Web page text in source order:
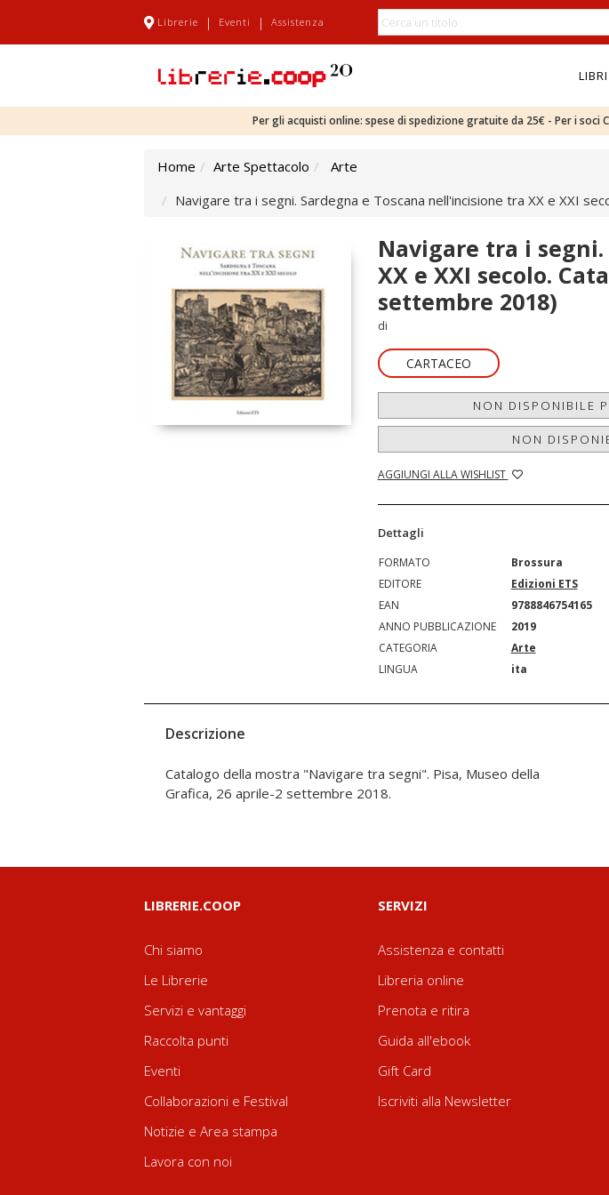
Librerie | Eventi | Assistenza
LIBRI
Per gli acquisti online: spese di spedizione gratuite da 25€ - Per i
Home Arte Spettacolo
Arte
Navigare tra i segni. Sardegna e Toscana nell'incisione tra XX e XXI
Navigare tra i
XX e XXI secolo.
settembre 2018)
di
CARTACEO
NON DISPONIBILE
NON
AGGIUNGI ALLA WISHLIST
Dettagli
FORMATO
Brossura
EDITORE
Edizioni ETS
EAN
9788846754165
ANNO PUBBLICAZIONE
2019
CATEGORIA
Arte
LINGUA
ita
Descrizione
Catalogo della mostra "Navigare tra segni". Pisa, Museo della
Grafica, 26 aprile-2 settembre 2018.
LIBRERIE.COOP
Chi siamo
Le Librerie
Servizi e vantaggi
Raccolta punti
Eventi
Collaborazioni e Festival
Notizie e Area stampa
Lavora con noi
SERVIZI
Assistenza e contatti
Libreria online
Prenota e ritira
Guida all'ebook
Gift Card
Iscriviti alla Newsletter